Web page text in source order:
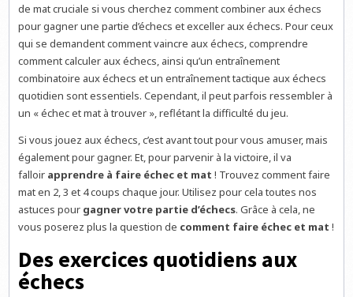
de mat cruciale si vous cherchez comment combiner aux échecs
pour gagner une partie d’échecs et exceller aux échecs. Pour ceux
qui se demandent comment vaincre aux échecs, comprendre
comment calculer aux échecs, ainsi qu’un entraînement
combinatoire aux échecs et un entraînement tactique aux échecs
quotidien sont essentiels. Cependant, il peut parfois ressembler à
un « échec et mat à trouver », reflétant la difficulté du jeu.
Si vous jouez aux échecs, c’est avant tout pour vous amuser, mais
également pour gagner. Et, pour parvenir à la victoire, il va
falloir apprendre à faire échec et mat ! Trouvez comment faire
mat en 2, 3 et 4 coups chaque jour. Utilisez pour cela toutes nos
astuces pour gagner votre partie d’échecs. Grâce à cela, ne
vous poserez plus la question de comment faire échec et mat !
Des exercices quotidiens aux
échecs